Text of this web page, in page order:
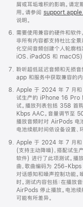
屑或耳垢堆积的影响。请定
用。请参阅
说明。
需要使用兼容的硬件和软
非所有内容都支持杜比全
化空间音频创建个人轮廓
iOS、iPadOS 和 macOS)
聆听超低延迟音频和无损
app 和服务中获取兼容的内
Apple 于 2024 年 7 月和
试生产的 iPhone 16 Pro
试。播放列表包括 358 首
Kbps AAC。音量调节至
播放音频时对 AirPods 电
电池续航时间依设备设置、
Apple 于 2024 年 7 月和
(支持主动降噪)，搭配试
软件) 进行了此项测试。
曲，歌曲编码为 256-Kbps
对话感知和噪声控制功能
时。测试内容包括：在播放
AirPods 停止播放。电池续
可能有所差异。